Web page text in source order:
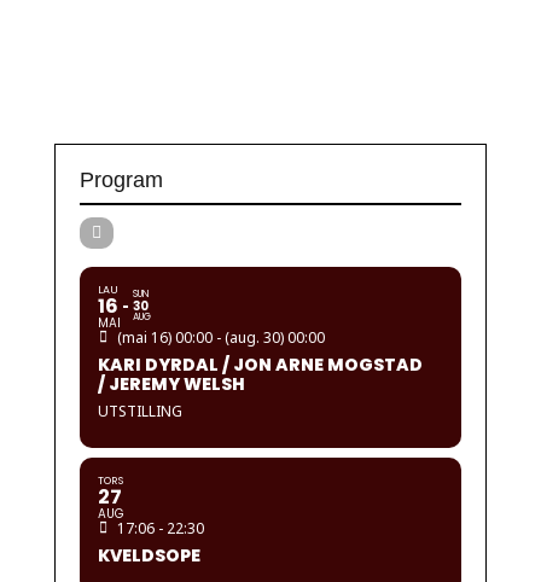
Program
LAU
16
MAI
SUN
30
AUG
(mai 16) 00:00 - (aug. 30) 00:00
KARI DYRDAL / JON ARNE MOGSTAD
/ JEREMY WELSH
UTSTILLING
TORS
27
AUG
17:06 - 22:30
KVELDSOPE